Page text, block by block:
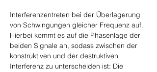
Interferenzentreten bei der Überlagerung
von Schwingungen gleicher Frequenz auf.
Hierbei kommt es auf die Phasenlage der
beiden Signale an, sodass zwischen der
konstruktiven und der destruktiven
Interferenz zu unterscheiden ist: Die